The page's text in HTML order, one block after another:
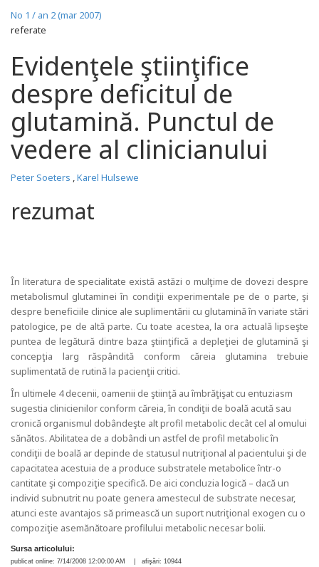
No 1 / an 2 (mar 2007)
referate
Evidenţele ştiinţifice
despre deficitul de
glutamină. Punctul de
vedere al clinicianului
Peter Soeters ,Karel Hulsewe
rezumat
În literatura de specialitate există astăzi o mulţime de dovezi despre
metabolismul glutaminei în condiţii experimentale pe de o parte, şi
despre beneficiile clinice ale suplimentării cu glutamină în variate stări
patologice, pe de altă parte. Cu toate acestea, la ora actuală lipseşte
puntea de legătură dintre baza ştiinţifică a depleţiei de glutamină şi
concepţia larg răspândită conform căreia glutamina trebuie
suplimentată de rutină la pacienţii critici.
În ultimele 4 decenii, oamenii de ştiinţă au îmbrăţişat cu entuziasm
sugestia clinicienilor conform căreia, în condiţii de boală acută sau
cronică organismul dobândeşte alt profil metabolic decât cel al omului
sănătos. Abilitatea de a dobândi un astfel de profil metabolic în
condiţii de boală ar depinde de statusul nutriţional al pacientului şi de
capacitatea acestuia de a produce substratele metabolice într-o
cantitate şi compoziţie specifică. De aici concluzia logică – dacă un
individ subnutrit nu poate genera amestecul de substrate necesar,
atunci este avantajos să primească un suport nutriţional exogen cu o
compoziţie asemănătoare profilului metabolic necesar bolii.
Sursa articolului:
publicat online: 7/14/2008 12:00:00 AM | afişări: 10944